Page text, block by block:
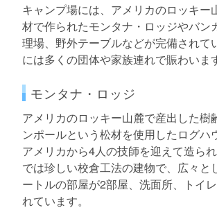
キャンプ場には、アメリカのロッキー
材で作られたモンタナ・ロッジやバン
理場、野外テーブルなどが完備されて
には多くの団体や家族連れで賑わいま
モンタナ・ロッジ
アメリカのロッキー山麓で産出した樹
ンポールという松材を使用したログハ
アメリカから4人の技師を迎えて造ら
では珍しい校倉工法の建物で、広々と
ートルの部屋が2部屋、洗面所、トイ
れています。